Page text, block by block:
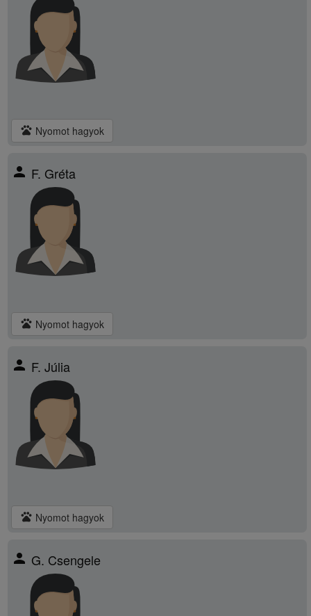
pets Nyomot hagyok
person F. Gréta
pets Nyomot hagyok
person F. Júlia
pets Nyomot hagyok
person G. Csengele